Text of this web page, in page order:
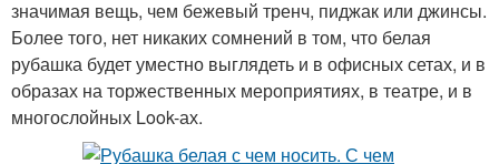
значимая вещь, чем бежевый тренч, пиджак или джинсы.
Более того, нет никаких сомнений в том, что белая
рубашка будет уместно выглядеть и в офисных сетах, и в
образах на торжественных мероприятиях, в театре, и в
многослойных Look-ах.